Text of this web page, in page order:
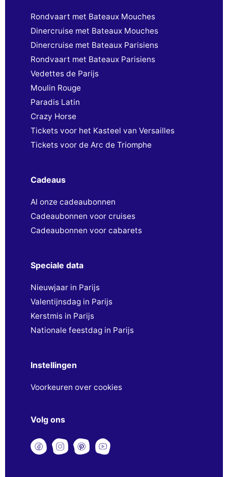
Rondvaart met Bateaux Mouches
Dinercruise met Bateaux Mouches
Dinercruise met Bateaux Parisiens
Rondvaart met Bateaux Parisiens
Vedettes de Parijs
Moulin Rouge
Paradis Latin
Crazy Horse
Tickets voor het Kasteel van Versailles
Tickets voor de Arc de Triomphe
Cadeaus
Al onze cadeaubonnen
Cadeaubonnen voor cruises
Cadeaubonnen voor cabarets
Speciale data
Nieuwjaar in Parijs
Valentijnsdag in Parijs
Kerstmis in Parijs
Nationale feestdag in Parijs
Instellingen
Voorkeuren over cookies
Volg ons